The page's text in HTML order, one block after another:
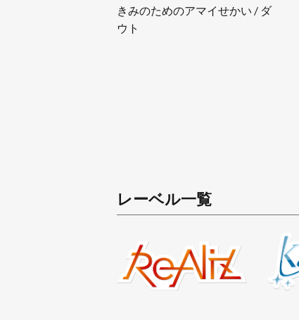
きみのためのアマイせかい / ダ
ウト
レーベル一覧